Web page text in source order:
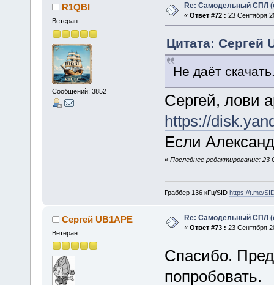
R1QBI
Ветеран
Сообщений: 3852
Re: Самодельный СПЛ
« Ответ #72 : 23 Сентября
Цитата: Сергей
Не даёт
Сергей, лови
https://
Если
« Последнее редактирование:
Граббер 136 кГц/SID https://t.me/
Сергей UB1APE
Ветеран
Re: Самодельный СПЛ
« Ответ #73 : 23 Сентября
Спасибо.
попробовать.